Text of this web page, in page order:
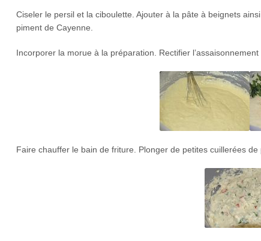
Ciseler le persil et la ciboulette. Ajouter à la pâte à beignets
piment de Cayenne.
Incorporer la morue à la préparation. Rectifier
Faire chauffer le bain de friture. Plonger de petites cuillerées